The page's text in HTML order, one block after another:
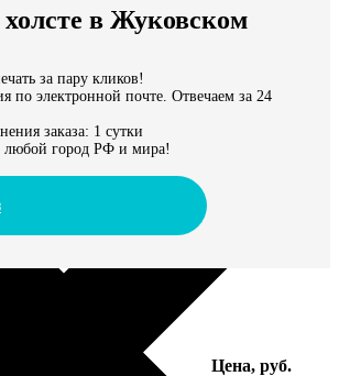
всему миру в Жуковском
за пару кликов!
по электронной почте. Отвечаем за 24
заказа: 1 сутки
любой город РФ и мира!
цены
Цена, руб.